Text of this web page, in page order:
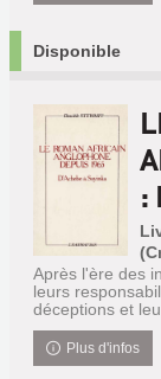
Disponible
:
Après l'ère des
leurs
déceptions et
Plus d'infos